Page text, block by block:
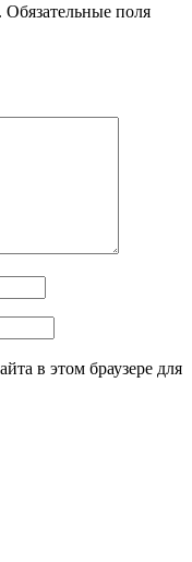
Обязательные поля
в этом браузере для